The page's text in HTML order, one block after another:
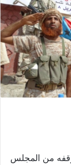
من المجلس